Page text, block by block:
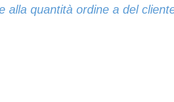
alla quantità ordine a del